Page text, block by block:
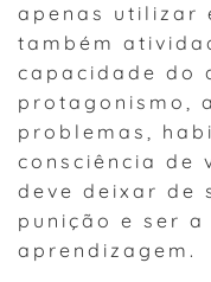
apenas utilizar
também
capacidade do
protagonismo,
problemas,
consciência de
deve deixar de
punição e ser
aprendizagem.